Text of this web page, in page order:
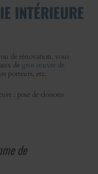
INTÉRIEURE
ou de rénovation, vous
de gros œuvre de
porteurs, etc.
: pose de cloisons
de